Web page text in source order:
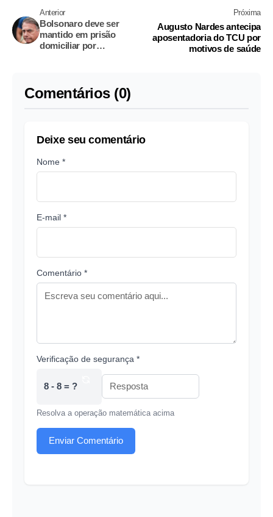
Anterior
Bolsonaro deve ser
mantido em prisão
domiciliar por
Próxima
Augusto Nardes antecipa
aposentadoria do TCU por
motivos de saúde
Comentários (0)
Deixe seu comentário
Nome *
E-mail *
Comentário *
Verificação de segurança *
8 - 8 = ?
Resolva a operação matemática acima
Enviar Comentário